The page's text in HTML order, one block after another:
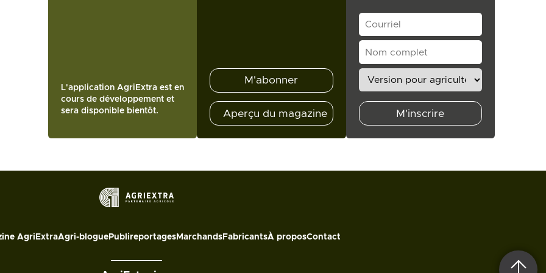
L'application AgriExtra est en
cours de développement et
sera disponible bientôt.
M'abonner
Aperçu du magazine M'inscrire
AgriExtraAgri-blogue Publireportages Marchands FabricantsÀ proposContact